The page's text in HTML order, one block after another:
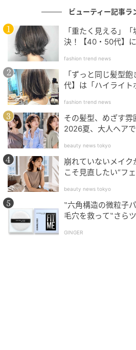
が、40代の女性なら誰もが感じ
たりしません。「いざとなった
から」という美容師さんの声に
し過ぎない生活を送るようにな
◇◇◇◇◇
「美容に一生懸命になるのもす
は自分に起こる変化に柔軟に対
も……」。最近はそんなふうに思
ない美容法を目指して日々を過ご
監修／駒形依子先生（こまがた
2007年東京女子医科大学卒業後
女子医科大学病院産婦人科、同
て、2018年1月こまがた医院開
護付有料老人ホームの嘱託医兼
ビューティー記事ラ
「重たく見える」
決！【40・50代】
fashion trend news
「ずっと同じ髪型
代】は「ハイライ
fashion trend news
その髪型、めざす雰
2026夏、大人ヘア
beauty news tokyo
崩れていないメイク
こそ見直したい“フ
beauty news tokyo
‟六角構造の微粒子
毛穴を救って‟さら
GINGER